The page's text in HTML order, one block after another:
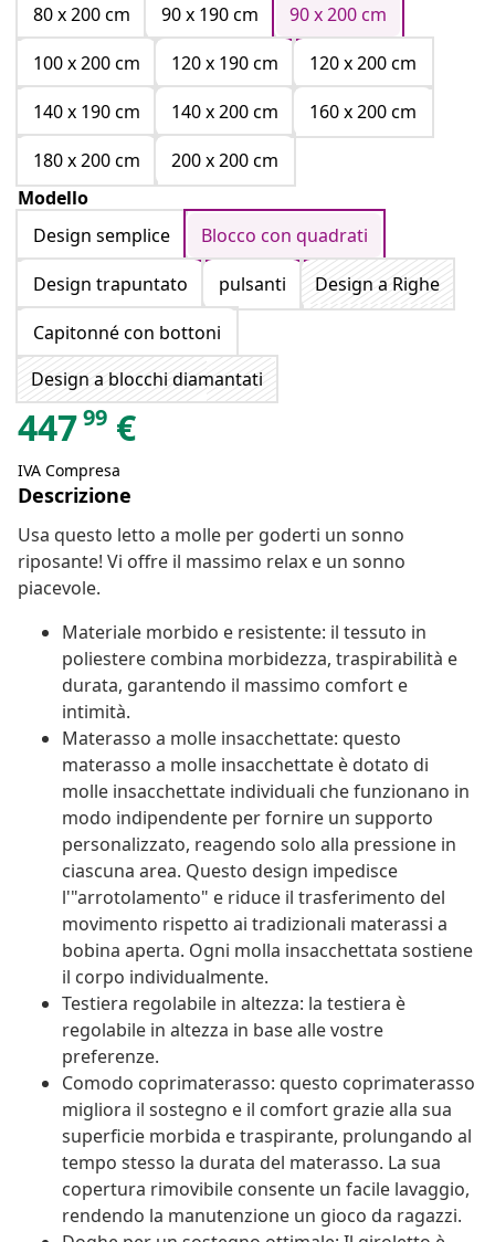
80 x 200 cm
90 x 190 cm
90 x 200 cm
100 x 200 cm
120 x 190 cm
120 x 200 cm
140 x 190 cm
140 x 200 cm
160 x 200 cm
180 x 200 cm
200 x 200 cm
Modello
Design semplice
Blocco con quadrati
Design trapuntato
pulsanti
Design a Righe
Capitonné con bottoni
Design a blocchi diamantati
44799 €
IVA Compresa
Descrizione
Usa questo letto a molle per goderti un sonno
riposante! Vi offre il massimo relax e un sonno
piacevole.
Materiale morbido e resistente: il tessuto in
poliestere combina morbidezza, traspirabilità e
durata, garantendo il massimo comfort e
intimità.
Materasso a molle insacchettate: questo
materasso a molle insacchettate è dotato di
molle insacchettate individuali che funzionano in
modo indipendente per fornire un supporto
personalizzato, reagendo solo alla pressione in
ciascuna area. Questo design impedisce
l'"arrotolamento" e riduce il trasferimento del
movimento rispetto ai tradizionali materassi a
bobina aperta. Ogni molla insacchettata sostiene
il corpo individualmente.
Testiera regolabile in altezza: la testiera è
regolabile in altezza in base alle vostre
preferenze.
Comodo coprimaterasso: questo coprimaterasso
migliora il sostegno e il comfort grazie alla sua
superficie morbida e traspirante, prolungando al
tempo stesso la durata del materasso. La sua
copertura rimovibile consente un facile lavaggio,
rendendo la manutenzione un gioco da ragazzi.